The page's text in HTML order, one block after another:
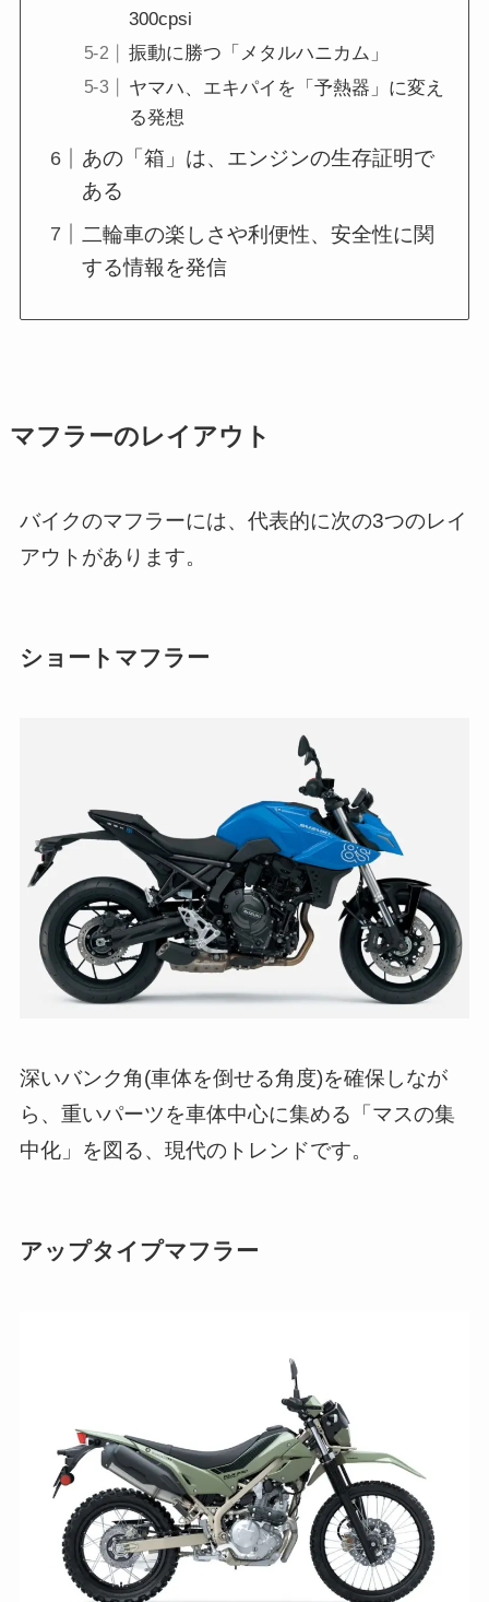
300cpsi
振動に勝つ「メタルハニカム」
ヤマハ、エキパイを「予熱器」に変え
る発想
あの「箱」は、エンジンの生存証明で
ある
二輪車の楽しさや利便性、安全性に関
する情報を発信
マフラーのレイアウト
バイクのマフラーには、代表的に次の3つのレイ
アウトがあります。
ショートマフラー
深いバンク角(車体を倒せる角度)を確保しなが
ら、重いパーツを車体中心に集める「マスの集
中化」を図る、現代のトレンドです。
アップタイプマフラー